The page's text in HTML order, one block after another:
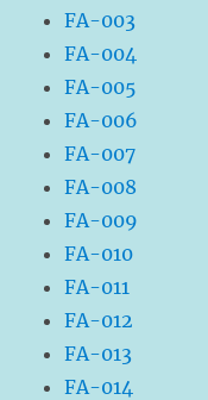
FA-003
FA-004
FA-005
FA-006
FA-007
FA-008
FA-009
FA-010
FA-011
FA-012
FA-013
FA-014